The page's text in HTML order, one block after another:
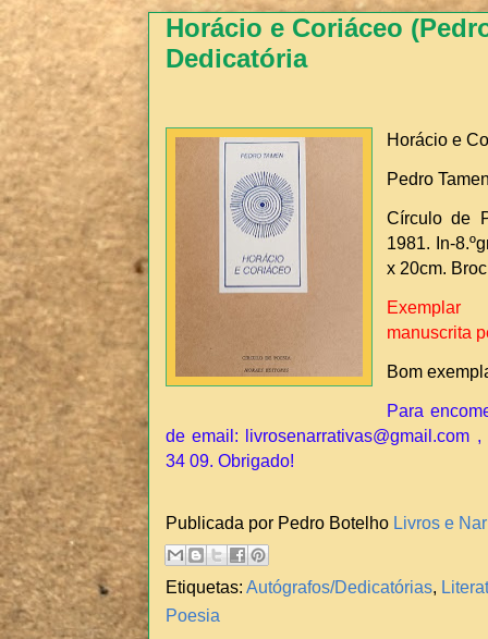
Horácio e Coriáceo
Dedicatória
Horácio e
Pedro
Círculo de
1981. In-
x 20cm.
Exemplar
manuscrita
Bom
Para
de email: livrosenarrativas@gmail.com
34 09. Obrigado!
Publicada por Pedro Botelho Livros e
Etiquetas: Autógrafos/Dedicatórias
Poesia